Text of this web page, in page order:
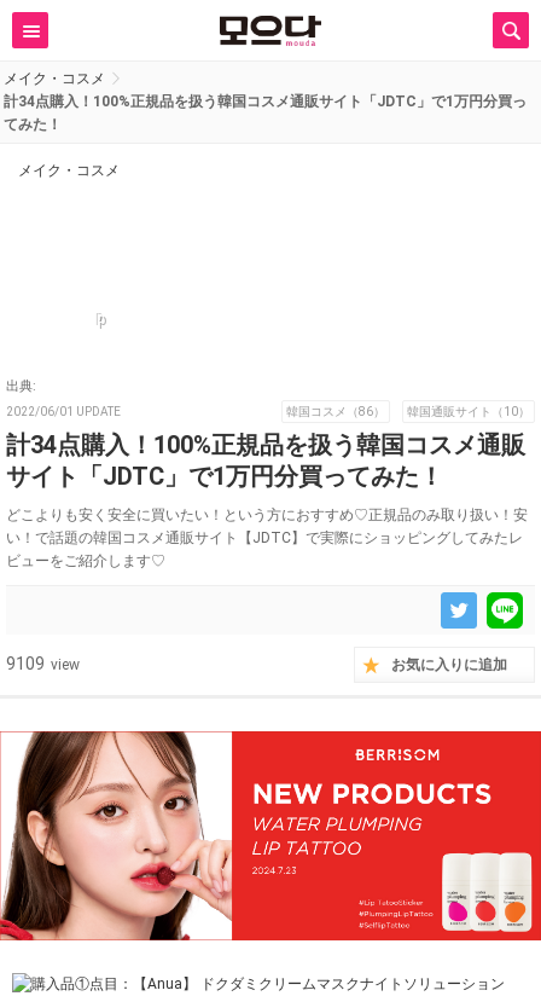
メイク・コスメ
計34点購入！100%正規品を扱う韓国コスメ通販サイト「JDTC」で1万円分買っ
てみた！
メイク・コスメ
p
出典:
2022/06/01 UPDATE 韓国コスメ（86） 韓国通販サイト（10）
計34点購入！100%正規品を扱う韓国コスメ通販
サイト「JDTC」で1万円分買ってみた！
どこよりも安く安全に買いたい！という方におすすめ♡正規品のみ取り扱い！安
い！で話題の韓国コスメ通販サイト【JDTC】で実際にショッピングしてみたレ
ビューをご紹介します♡
9109 view お気に入りに追加